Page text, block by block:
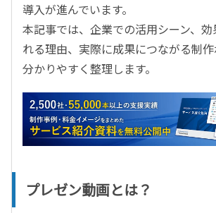
導入が進んでいます。
本記事では、企業での活用シーン、
れる理由、実際に成果につながる制
分かりやすく整理します。
プレゼン動画とは？